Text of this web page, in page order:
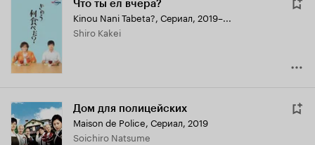
Что ты ел вчера?
Kinou Nani Tabeta?, Сериал, 2019–...
Shiro Kakei
Дом для полицейских
Maison de Police, Сериал, 2019
Soichiro Natsume